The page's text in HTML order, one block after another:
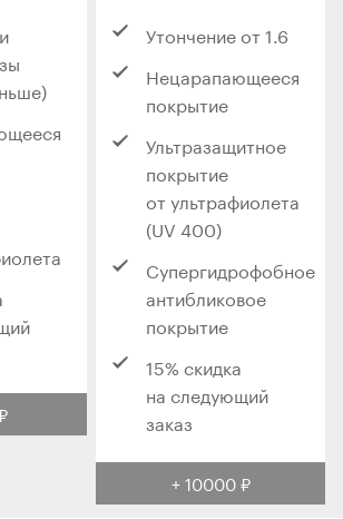
Утончение от 1.6
Нецарапающееся
покрытие
Ультразащитное
покрытие
от ультрафиолета
(UV 400)
Супергидрофобное
антибликовое
покрытие
15% скидка
на следующий
заказ
+ 10000 ₽